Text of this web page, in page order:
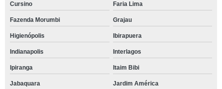
Cursino Faria Lima
Fazenda Morumbi Grajau
Higienópolis Ibirapuera
Indianapolis Interlagos
Ipiranga Itaim Bibi
Jabaquara Jardim América